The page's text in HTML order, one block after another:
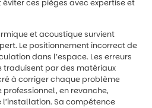
ces pièges avec expertise et
et acoustique survient
Le positionnement incorrect de
dans l’espace. Les erreurs
traduisent par des matériaux
à corriger chaque problème
en revanche,
Sa compétence